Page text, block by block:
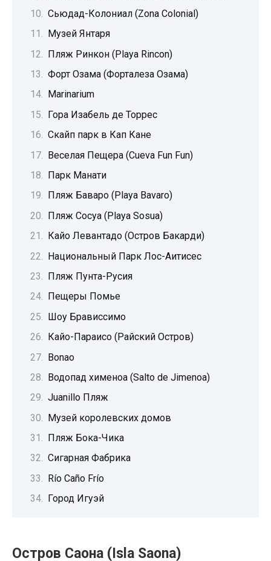
Сьюдад-Колониал (Zona Colonial)
Музей Янтаря
Пляж Ринкон (Playa Rincon)
Форт Озама (Форталеза Озама)
Marinarium
Гора Изабель де Торрес
Скайп парк в Кап Кане
Веселая Пещера (Cueva Fun Fun)
Парк Манати
Пляж Баваро (Playa Bavaro)
Пляж Сосуа (Playa Sosua)
Кайо Левантадо (Остров Бакарди)
Национальный Парк Лос-Аитисес
Пляж Пунта-Русия
Пещеры Помье
Шоу Брависсимо
Кайо-Параисо (Райский Остров)
Bonao
Водопад хименоа (Salto de Jimenoa)
Juanillo Пляж
Музей королевских домов
Пляж Бока-Чика
Сигарная Фабрика
Río Caño Frío
Город Игуэй
Остров Саона (Isla Saona)